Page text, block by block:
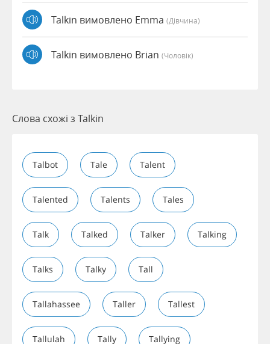
Talkin вимовлено Emma (дівчина)
Talkin вимовлено Brian (чоловік)
Слова схожі з Talkin
Talbot Tale Talent
Talented Talents Tales
Talk Talked Talker Talking
Talks Talky Tall
Tallahassee Taller Tallest
Tallulah Tally Tallying